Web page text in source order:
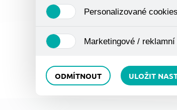
se již nejedná o osobní údaje, protože
Personalizované cookies
zkušenosti. Díky nim můžeme
Marketingové /
ODMÍTNOUT
ULOŽIT